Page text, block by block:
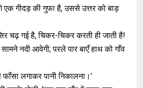
गीदड़ की गुफा है, उससे उत्तर को बाड़
चढ़ गई है, चिकर-चिकर करती ही जाती है!
सामने नदी आवेगी; परले पार बाएँ हाथ को गाँव
फाँसा लगाकर पानी निकालना।’